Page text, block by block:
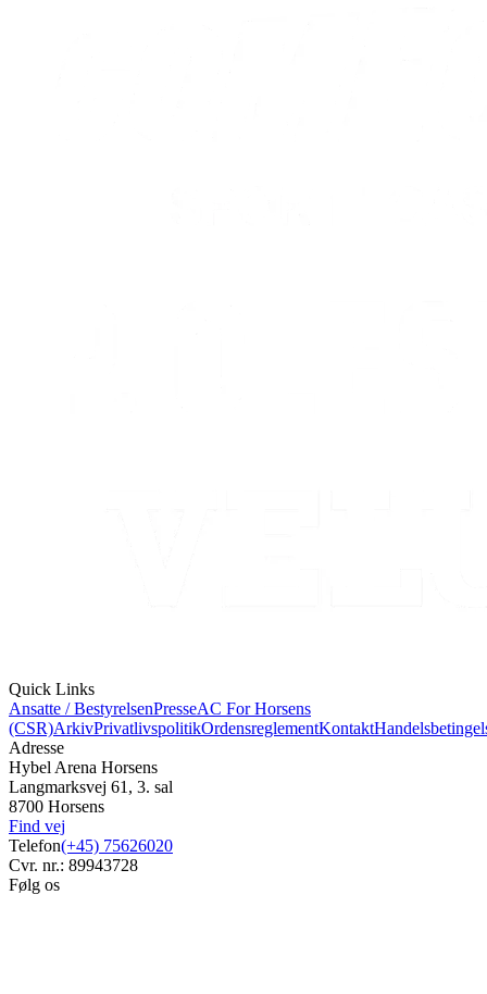
Quick Links
Ansatte / BestyrelsenPresseAC For Horsens
(CSR)ArkivPrivatlivspolitikOrdensreglementKontakt
Adresse
Hybel Arena Horsens
Langmarksvej 61, 3. sal
8700 Horsens
Find vej
Telefon(+45) 75626020
Cvr. nr.: 89943728
Følg os